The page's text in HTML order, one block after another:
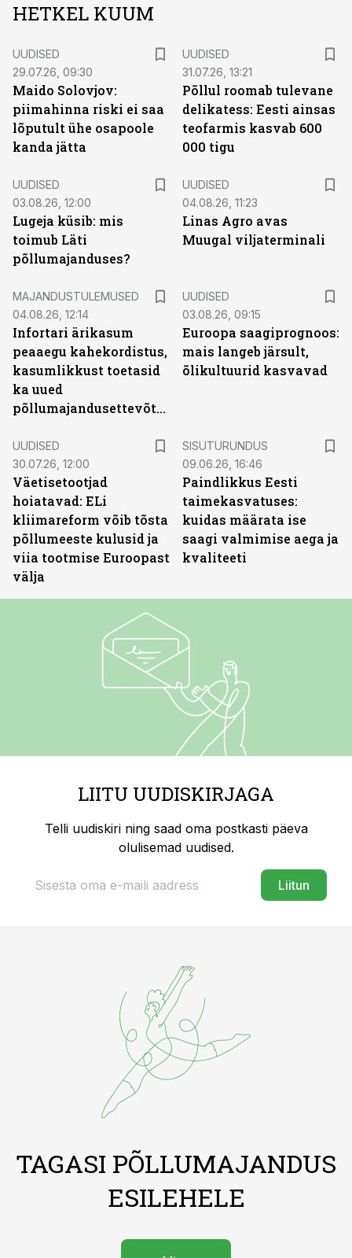
HETKEL KUUM
UUDISED
29.07.26, 09:30
Maido Solovjov:
piimahinna riski ei saa
lõputult ühe osapoole
kanda jätta
UUDISED
31.07.26, 13:21
Põllul roomab tulevane
delikatess: Eesti ainsas
teofarmis kasvab 600
000 tigu
UUDISED
03.08.26, 12:00
Lugeja küsib: mis
toimub Läti
põllumajanduses?
UUDISED
04.08.26, 11:23
Linas Agro avas
Muugal viljaterminali
MAJANDUSTULEMUSED
04.08.26, 12:14
Infortari ärikasum
peaaegu kahekordistus,
kasumlikkust toetasid
ka uued
põllumajandusettevõtted
UUDISED
03.08.26, 09:15
Euroopa saagiprognoos:
mais langeb järsult,
õlikultuurid kasvavad
UUDISED
30.07.26, 12:00
Väetisetootjad
hoiatavad: ELi
kliimareform võib tõsta
põllumeeste kulusid ja
viia tootmise Euroopast
välja
SISUTURUNDUS
09.06.26, 16:46
Paindlikkus Eesti
taimekasvatuses:
kuidas määrata ise
saagi valmimise aega ja
kvaliteeti
LIITU UUDISKIRJAGA
Telli uudiskiri ning saad oma postkasti päeva
olulisemad uudised.
Liitun
TAGASI PÕLLUMAJANDUS
ESILEHELE